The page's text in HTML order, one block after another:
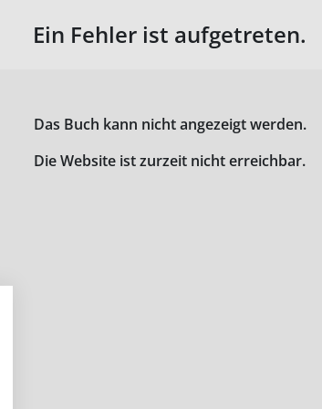
Ein Fehler ist aufgetreten.
Das Buch kann nicht angezeigt werden.
Die Website ist zurzeit nicht erreichbar.